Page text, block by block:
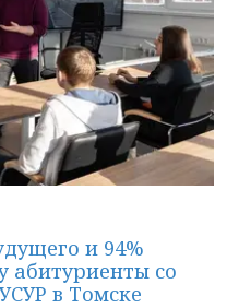
и 94%
абитуриенты со
в Томске